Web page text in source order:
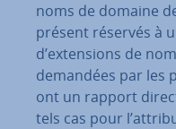
noms de domaine
présent réservés à
d’ex­ten­sions de
demandées par les
ont un rapport direct
tels cas pour